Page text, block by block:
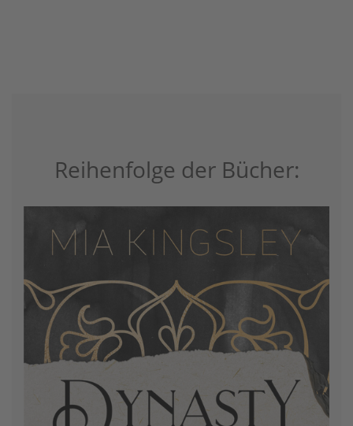
Reihenfolge der Bücher: